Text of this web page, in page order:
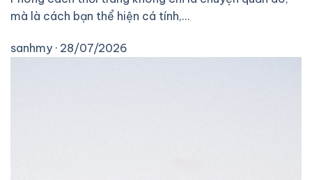
mà là cách bạn thể hiện cá tính,…
sanhmy · 28/07/2026